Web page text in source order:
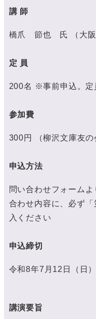
講 師
橋爪 節也 氏 （大阪
定 員
200名 ※事前申込。定
参加費
300円 （柳沢文庫友の
申込方法
問い合わせフォーム
合わせ内容に、必ず
入ください
申込締切
令和8年7月12日（日）
講演要旨